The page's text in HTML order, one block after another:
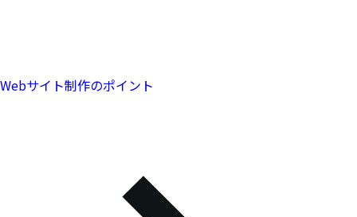
Webサイト制作のポイント